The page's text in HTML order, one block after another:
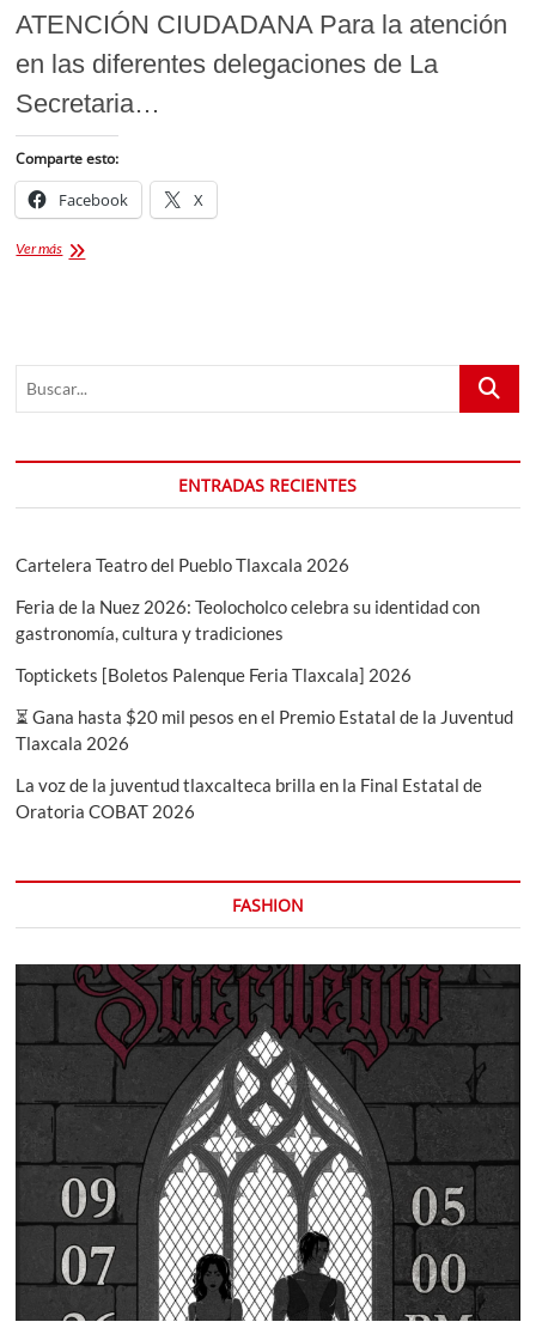
ATENCIÓN CIUDADANA Para la atención
en las diferentes delegaciones de La
Secretaria…
Comparte esto:
Facebook X
Ver másSECTE
Buscar...
ENTRADAS RECIENTES
Cartelera Teatro del Pueblo Tlaxcala 2026
Feria de la Nuez 2026: Teolocholco celebra su identidad con
gastronomía, cultura y tradiciones
Toptickets [Boletos Palenque Feria Tlaxcala] 2026
⏳ Gana hasta $20 mil pesos en el Premio Estatal de la Juventud
Tlaxcala 2026
La voz de la juventud tlaxcalteca brilla en la Final Estatal de
Oratoria COBAT 2026
FASHION